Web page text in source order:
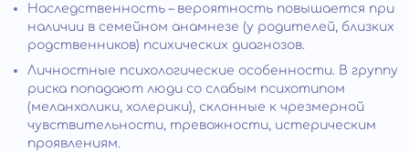
Наследственность – вероятность повышается при
наличии в семейном анамнезе (у родителей, близких
родственников) психических диагнозов.
Личностные психологические особенности. В группу
риска попадают люди со слабым психотипом
(меланхолики, холерики), склонные к чрезмерной
чувствительности, тревожности, истерическим
проявлениям.